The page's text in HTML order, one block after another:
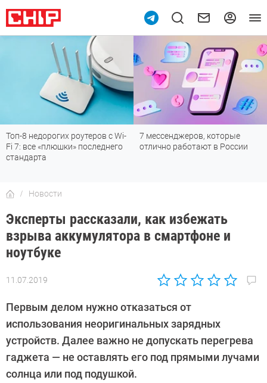
Топ-8 недорогих роутеров с Wi-
Fi 7: все «плюшки» последнего
стандарта
7 мессенджеров, которые
отлично работают в России
Новости
Эксперты рассказали, как избежать
взрыва аккумулятора в смартфоне и
ноутбуке
11.07.2019
Автор:
Кошик
Первым делом нужно отказаться от
использования неоригинальных зарядных
устройств. Далее важно не допускать перегрева
гаджета — не оставлять его под прямыми лучами
солнца или под подушкой.